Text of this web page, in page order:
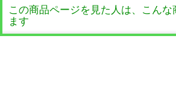
この商品ページを見た人は、こんな
ます